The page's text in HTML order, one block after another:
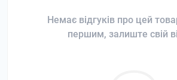
Немає відгуків про цей
першим, залиште свій